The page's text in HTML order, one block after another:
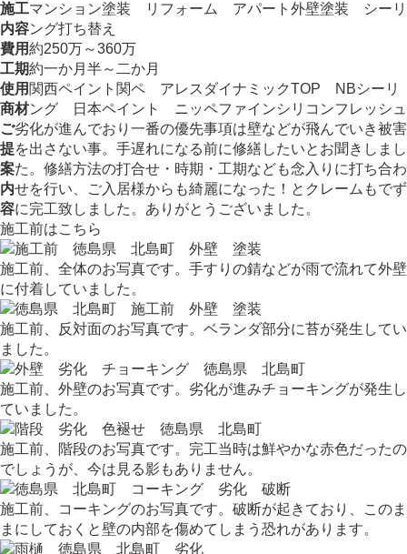
施工
内容
マンション塗装 リフォーム アパート外壁塗装 シーリ
ング打ち替え
費用約250万～360万
工期約一か月半～二か月
使用
商材
関西ペイント関ペ アレスダイナミックTOP NBシーリ
ング 日本ペイント ニッペファインシリコンフレッシュ
ご
提
案
内
容
劣化が進んでおり一番の優先事項は壁などが飛んでいき被害
を出さない事。手遅れになる前に修繕したいとお聞きしまし
た。修繕方法の打合せ・時期・工期なども念入りに打ち合わ
せを行い、ご入居様からも綺麗になった！とクレームもでず
に完工致しました。ありがとうございました。
施工前はこちら
施工前、全体のお写真です。手すりの錆などが雨で流れて外壁
に付着していました。
施工前、反対面のお写真です。ベランダ部分に苔が発生してい
ました。
施工前、外壁のお写真です。劣化が進みチョーキングが発生し
ていました。
施工前、階段のお写真です。完工当時は鮮やかな赤色だったの
でしょうが、今は見る影もありません。
施工前、コーキングのお写真です。破断が起きており、このま
まにしておくと壁の内部を傷めてしまう恐れがあります。